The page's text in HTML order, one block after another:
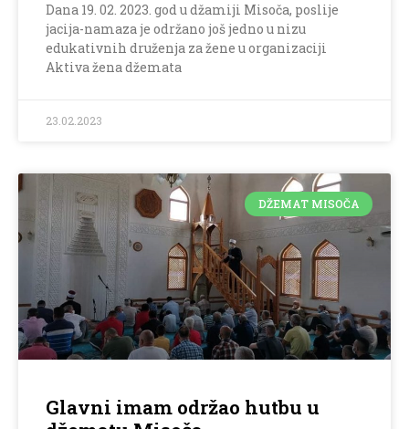
Dana 19. 02. 2023. god u džamiji Misoča, poslije
jacija-namaza je održano još jedno u nizu
edukativnih druženja za žene u organizaciji
Aktiva žena džemata
23.02.2023
DŽEMAT MISOČA
Glavni imam održao hutbu u